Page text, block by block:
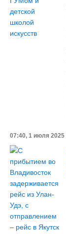
07:40, 1 июля 2025